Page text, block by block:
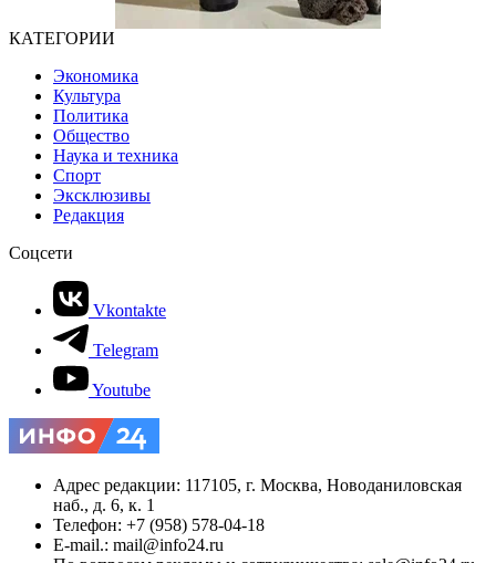
КАТЕГОРИИ
Экономика
Культура
Политика
Общество
Наука и техника
Спорт
Эксклюзивы
Редакция
Соцсети
Vkontakte
Telegram
Youtube
Адрес редакции: 117105, г. Москва, Новоданиловская
наб., д. 6, к. 1
Телефон: +7 (958) 578-04-18
E-mail.: mail@info24.ru